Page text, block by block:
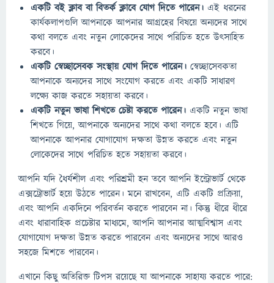
একটি বই ক্লাব বা বিতর্ক ক্লাবে যোগ দিতে পারেন। এই ধরনের
কার্যকলাপগুলি আপনাকে আপনার আগ্রহের বিষয়ে অন্যদের সাথে
কথা বলতে এবং নতুন লোকেদের সাথে পরিচিত হতে উত্সাহিত
করবে।
একটি স্বেচ্ছাসেবক সংস্থায় যোগ দিতে পারেন। স্বেচ্ছাসেবকতা
আপনাকে অন্যদের সাথে সংযোগ করতে এবং একটি সাধারণ
লক্ষ্যে কাজ করতে সহায়তা করবে।
একটি নতুন ভাষা শিখতে চেষ্টা করতে পারেন। একটি নতুন ভাষা
শিখতে গিয়ে, আপনাকে অন্যদের সাথে কথা বলতে হবে। এটি
আপনাকে আপনার যোগাযোগ দক্ষতা উন্নত করতে এবং নতুন
লোকেদের সাথে পরিচিত হতে সহায়তা করবে।
আপনি যদি ধৈর্যশীল এবং পরিশ্রমী হন তবে আপনি ইন্ট্রোভার্ট থেকে
এক্সট্রোভার্ট হয়ে উঠতে পারেন। মনে রাখবেন, এটি একটি প্রক্রিয়া,
এবং আপনি একদিনে পরিবর্তন করতে পারবেন না। কিন্তু ধীরে ধীরে
এবং ধারাবাহিক প্রচেষ্টার মাধ্যমে, আপনি আপনার আত্মবিশ্বাস এবং
যোগাযোগ দক্ষতা উন্নত করতে পারবেন এবং অন্যদের সাথে আরও
সহজে মিশতে পারবেন।
এখানে কিছু অতিরিক্ত টিপস রয়েছে যা আপনাকে সাহায্য করতে পারে: